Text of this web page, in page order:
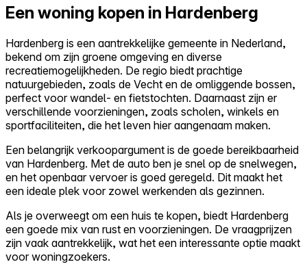
Zelf kopen
Alles-in-één
Reviews
Prijzen
Log in
Probeer Walter gratis
Een woning kopen in Hardenberg
Hardenberg is een aantrekkelijke gemeente in Nederland,
bekend om zijn groene omgeving en diverse
recreatiemogelijkheden. De regio biedt prachtige
natuurgebieden, zoals de Vecht en de omliggende bossen,
perfect voor wandel- en fietstochten. Daarnaast zijn er
verschillende voorzieningen, zoals scholen, winkels en
sportfaciliteiten, die het leven hier aangenaam maken.
Een belangrijk verkoopargument is de goede bereikbaarheid
van Hardenberg. Met de auto ben je snel op de snelwegen,
en het openbaar vervoer is goed geregeld. Dit maakt het
een ideale plek voor zowel werkenden als gezinnen.
Als je overweegt om een huis te kopen, biedt Hardenberg
een goede mix van rust en voorzieningen. De vraagprijzen
zijn vaak aantrekkelijk, wat het een interessante optie maakt
voor woningzoekers.